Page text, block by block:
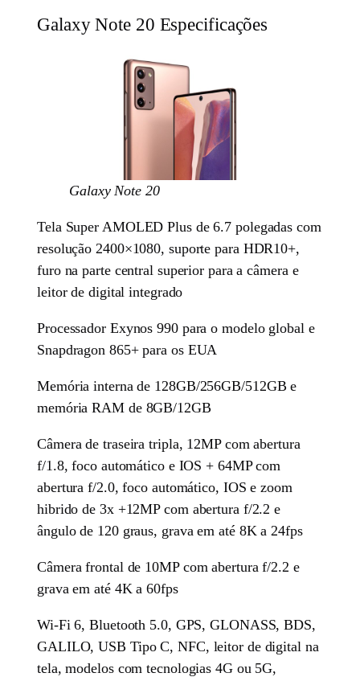
Galaxy Note 20 Especificações
Galaxy Note 20
Tela Super AMOLED Plus de 6.7 polegadas com
resolução 2400×1080, suporte para HDR10+,
furo na parte central superior para a câmera e
leitor de digital integrado
Processador Exynos 990 para o modelo global e
Snapdragon 865+ para os EUA
Memória interna de 128GB/256GB/512GB e
memória RAM de 8GB/12GB
Câmera de traseira tripla, 12MP com abertura
f/1.8, foco automático e IOS + 64MP com
abertura f/2.0, foco automático, IOS e zoom
hibrido de 3x +12MP com abertura f/2.2 e
ângulo de 120 graus, grava em até 8K a 24fps
Câmera frontal de 10MP com abertura f/2.2 e
grava em até 4K a 60fps
Wi-Fi 6, Bluetooth 5.0, GPS, GLONASS, BDS,
GALILO, USB Tipo C, NFC, leitor de digital na
tela, modelos com tecnologias 4G ou 5G,